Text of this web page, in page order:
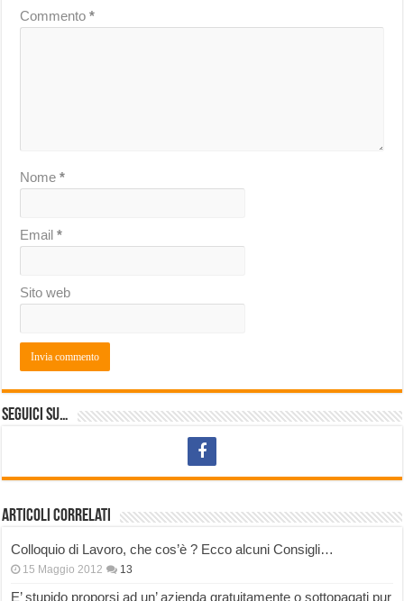
Commento*
Nome*
Email*
Sito web
Seguici su…
Articoli correlati
Colloquio di Lavoro, che cos’è ? Ecco alcuni Consigli…
15 Maggio 2012 13
E’ stupido proporsi ad un’ azienda gratuitamente o sottopagati pur